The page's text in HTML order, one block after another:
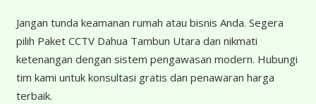
Jangan tunda keamanan rumah atau bisnis Anda. Segera
pilih Paket CCTV Dahua Tambun Utara dan nikmati
ketenangan dengan sistem pengawasan modern. Hubungi
tim kami untuk konsultasi gratis dan penawaran harga
terbaik.